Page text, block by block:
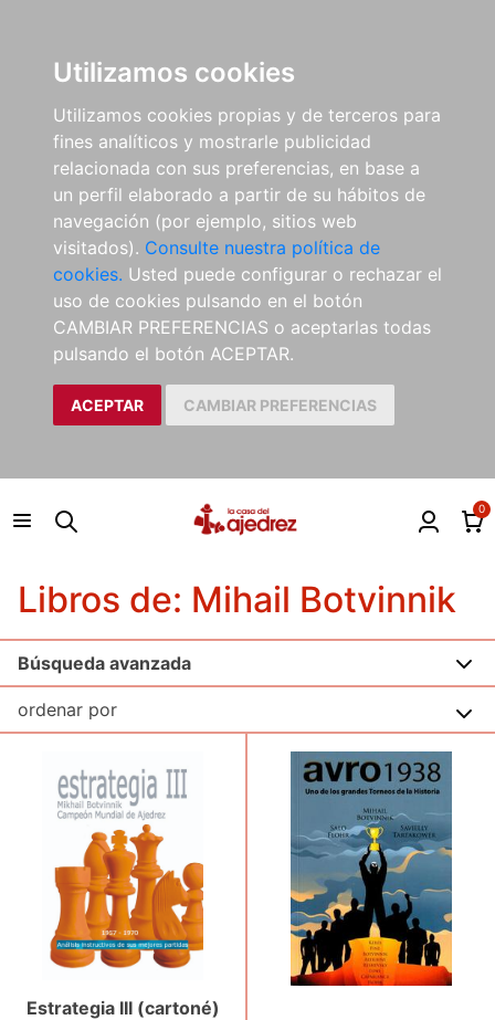
Utilizamos cookies
Utilizamos cookies propias y de terceros para
fines analíticos y mostrarle publicidad
relacionada con sus preferencias, en base a
un perfil elaborado a partir de su hábitos de
navegación (por ejemplo, sitios web
visitados). Consulte nuestra política de
cookies. Usted puede configurar o rechazar el
uso de cookies pulsando en el botón
CAMBIAR PREFERENCIAS o aceptarlas todas
pulsando el botón ACEPTAR.
ACEPTAR CAMBIAR PREFERENCIAS
0
Libros de: Mihail Botvinnik
Búsqueda avanzada
Estrategia III (cartoné)